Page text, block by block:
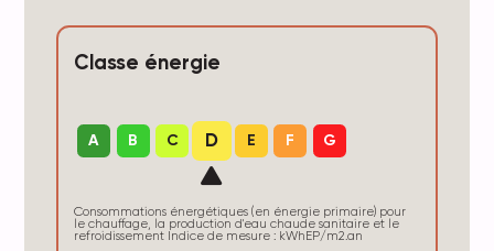
Classe énergie
A B C D E F G
Consommations énergétiques (en énergie primaire) pour
le chauffage, la production d'eau chaude sanitaire et le
refroidissement Indice de mesure : kWhEP/m2.an